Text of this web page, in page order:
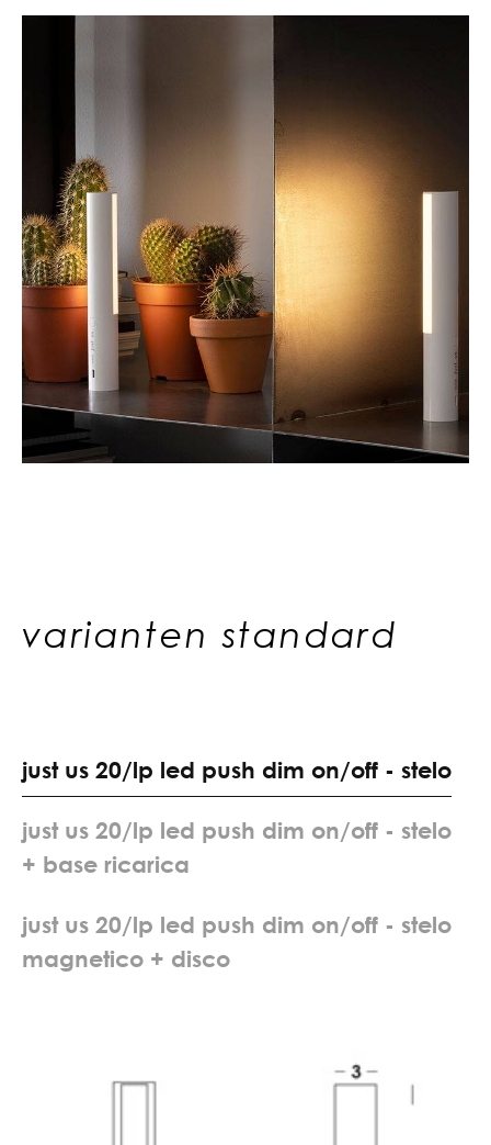
varianten standard
just us 20/lp led push dim on/off - stelo
just us 20/lp led push dim on/off - stelo
+ base ricarica
just us 20/lp led push dim on/off - stelo
magnetico + disco